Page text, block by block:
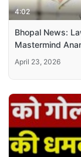
4:02
Bhopal News:
Mastermind
April 23, 2026